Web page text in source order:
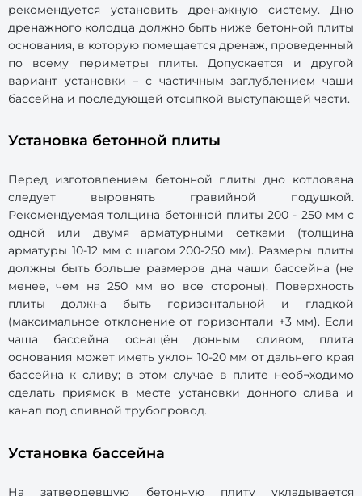
рекомендуется установить дренажную систему. Дно
дренажного колодца должно быть ниже бетонной плиты
основания, в которую помещается дренаж, проведенный
по всему периметры плиты. Допускается и другой
вариант установки – с частичным заглублением чаши
бассейна и последующей отсыпкой выступающей части.
Установка бетонной плиты
Перед изготовлением бетонной плиты дно котлована
следует выровнять гравийной подушкой.
Рекомендуемая толщина бетонной плиты 200 - 250 мм с
одной или двумя арматурными сетками (толщина
арматуры 10-12 мм с шагом 200-250 мм). Размеры плиты
должны быть больше размеров дна чаши бассейна (не
менее, чем на 250 мм во все стороны). Поверхность
плиты должна быть горизонтальной и гладкой
(максимальное отклонение от горизонтали +3 мм). Если
чаша бассейна оснащён донным сливом, плита
основания может иметь уклон 10-20 мм от дальнего края
бассейна к сливу; в этом случае в плите необ¬ходимо
сделать приямок в месте установки донного слива и
канал под сливной трубопровод.
Установка бассейна
На затвердевшую бетонную плиту укладывается